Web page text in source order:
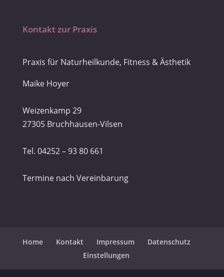
Kontakt zur Praxis
Praxis für Naturheilkunde, Fitness & Ästhetik
Maike Hoyer
Weizenkamp 29
27305 Bruchhausen-Vilsen
Tel. 04252 – 93 80 661
Termine nach Vereinbarung
Home Kontakt Impressum
Datenschutz
Einstellungen